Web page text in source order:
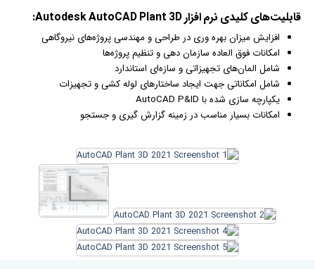
قابلیت‌های کلیدی نرم افزار
افزایش میزان بهره وری در طراحی و مهندسی پروژه‌های نیروگاهی
امکانات فوق العاده سازمان دهی و تنظیم پروژه‌ها
شامل المان‌های تجهیزاتی و سازه‌ای استاندارد
شامل امکاناتی جهت ایجاد ساختارهای لوله کشی و تجهیزات
یکپارچه سازی شده با AutoCAD P&ID
امکانات بسیار مناسب در زمینه گزارش گیری و جستجو